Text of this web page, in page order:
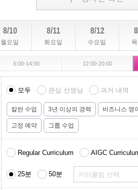
8/10
월요일
8/11
화요일
8/12
수요일
6:00-14:00 12:00-20:00
모두 관심 선생님 과거 내역
칼란 수업 3년 이상의 경력 비즈니스 영
고정 예약 그룹 수업
Regular Curriculum AIGC
25분 50분 커리큘럼 선택